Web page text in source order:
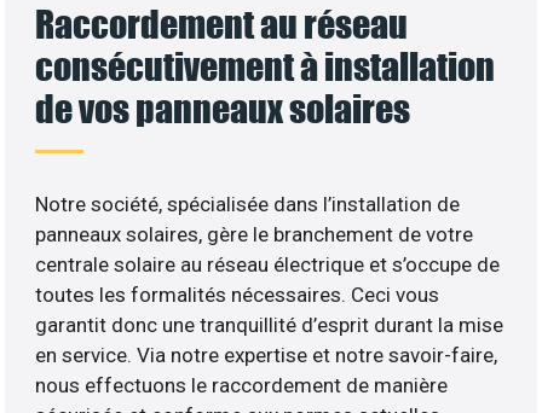
Raccordement au réseau
consécutivement à installation
de vos panneaux solaires
Notre société, spécialisée dans l’installation de
panneaux solaires, gère le branchement de votre
centrale solaire au réseau électrique et s’occupe de
toutes les formalités nécessaires. Ceci vous
garantit donc une tranquillité d’esprit durant la mise
en service. Via notre expertise et notre savoir-faire,
nous effectuons le raccordement de manière